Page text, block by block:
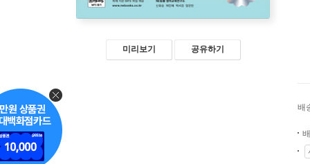
미리보기 공유하기
배